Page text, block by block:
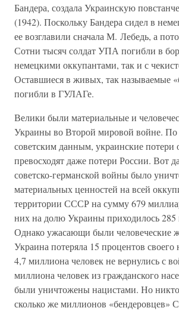
Бандера, создала Украинскую
(1942). Поскольку Бандера сидел в
ее возглавили сначала М. Лебедь, а
Сотни тысяч солдат УПА погибли в
немецкими оккупантами, так и с
Оставшиеся в живых, так называемые
погибли в ГУЛАГе.
Велики были материальные и
Украины во Второй мировой войне.
советским данным, украинские потери
превосходят даже потери России. Вот
советско-германской войны было
материальных ценностей на всей
территории СССР на сумму 679
них на долю Украины приходилось 285
Однако ужасающи были человеческие
Украина потеряла 15 процентов
4,7 миллиона человек не вернулись с
миллиона человек из гражданского
были уничтожены нацистами. Но
сколько же миллионов «бендеровцев»